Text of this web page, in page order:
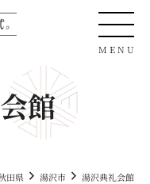
館
田県 湯沢市 湯沢典礼会館
05-06